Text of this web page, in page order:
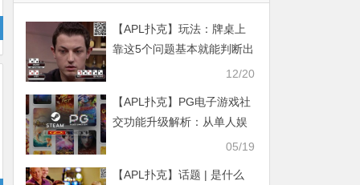
【APL扑克】玩法：牌桌上
靠这5个问题基本就能判断出
12/20
【APL扑克】PG电子游戏社
交功能升级解析：从单人娱
05/19
【APL扑克】话题 | 是什么